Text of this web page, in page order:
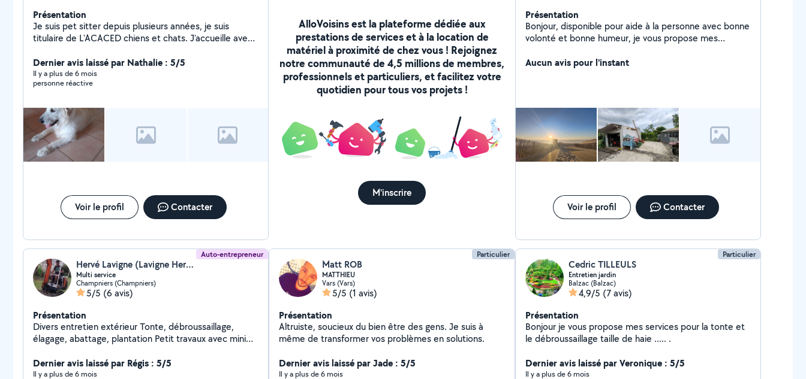
Présentation
Je suis pet sitter depuis plusieurs années, je suis
titulaire de L'ACACED chiens et chats. J'accueille avec
également rendre visite
Dernier avis laissé par Nathalie : 5/5
Il y a plus de 6 mois
personne réactive
Voir le profil Contacter
AlloVoisins est la plateforme dédiée aux
prestations de services et à la location de
matériel à proximité de chez vous ! Rejoignez
notre communauté de 4,5 millions de membres,
professionnels et particuliers, et facilitez votre
quotidien pour tous vos projets !
M'inscrire
Présentation
Bonjour, disponible pour aide à la personne avec bonne
volonté et bonne humeur, je vous propose mes
personnes meubles ou encombrants, la livraisons, le
massages relaxant.
Aucun avis pour l'instant
Voir le profil Contacter
Auto-entrepreneur
Hervé Lavigne (Lavigne Hervé)
Multi service
Champniers (Champniers)
5/5 (6 avis)
Présentation
Divers entretien extérieur Tonte, débroussaillage,
élagage, abattage, plantation Petit travaux avec mini
après visite du chantier
Dernier avis laissé par Régis : 5/5
Il y a plus de 6 mois
Particulier
Matt ROB
MATTHIEU
Vars (Vars)
5/5 (1 avis)
Présentation
Altruiste, soucieux du bien être des gens. Je suis à
même de transformer vos problèmes en solutions.
Dernier avis laissé par Jade : 5/5
Il y a plus de 6 mois
Particulier
Cedric TILLEULS
Entretien jardin
Balzac (Balzac)
4,9/5 (7 avis)
Présentation
Bonjour je vous propose mes services pour la tonte et
le débroussaillage taille de haie ..... .
Dernier avis laissé par Veronique : 5/5
Il y a plus de 6 mois